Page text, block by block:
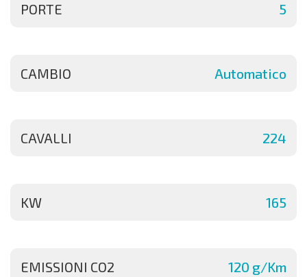
PORTE 5
CAMBIO Automatico
CAVALLI 224
KW 165
EMISSIONI CO2 120 g/Km